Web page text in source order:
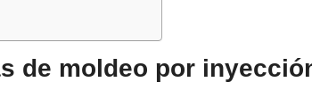
de moldeo por